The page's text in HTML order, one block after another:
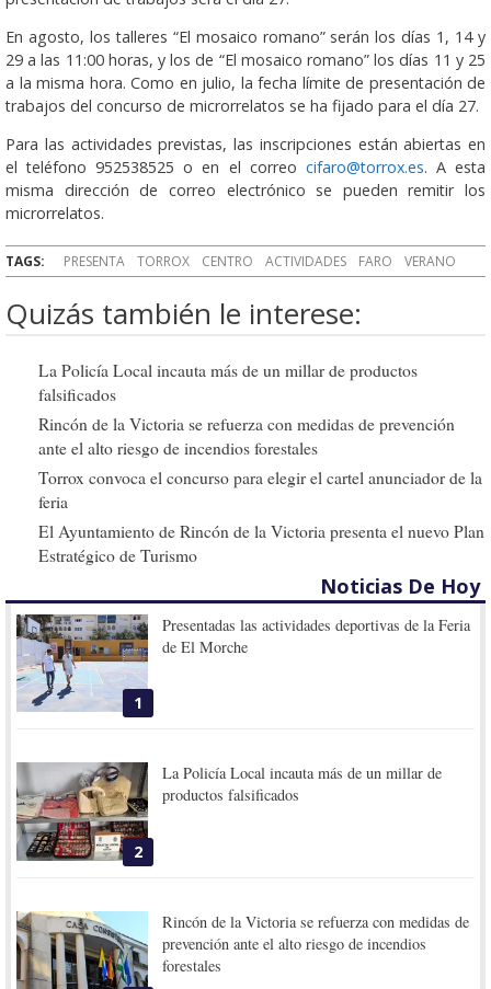
En agosto, los talleres “El mosaico romano” serán los días 1, 14 y
29 a las 11:00 horas, y los de “El mosaico romano” los días 11 y 25
a la misma hora. Como en julio, la fecha límite de presentación de
trabajos del concurso de microrrelatos se ha fijado para el día 27.
Para las actividades previstas, las inscripciones están abiertas en
el teléfono 952538525 o en el correo cifaro@torrox.es. A esta
misma dirección de correo electrónico se pueden remitir los
microrrelatos.
TAGS: PRESENTA TORROX CENTRO ACTIVIDADES FARO VERANO
Quizás también le interese:
La Policía Local incauta más de un millar de productos
falsificados
Rincón de la Victoria se refuerza con medidas de prevención
ante el alto riesgo de incendios forestales
Torrox convoca el concurso para elegir el cartel anunciador de la
feria
El Ayuntamiento de Rincón de la Victoria presenta el nuevo Plan
Estratégico de Turismo
Noticias De Hoy
1
Presentadas las actividades deportivas de la Feria
de El Morche
2
La Policía Local incauta más de un millar de
productos falsificados
Rincón de la Victoria se refuerza con medidas de
prevención ante el alto riesgo de incendios
forestales